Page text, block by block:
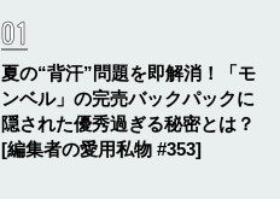
夏の“背汗”問題を即解消！「モ
ンベル」の完売バックパックに
隠された優秀過ぎる秘密とは？
[編集者の愛用私物 #353]